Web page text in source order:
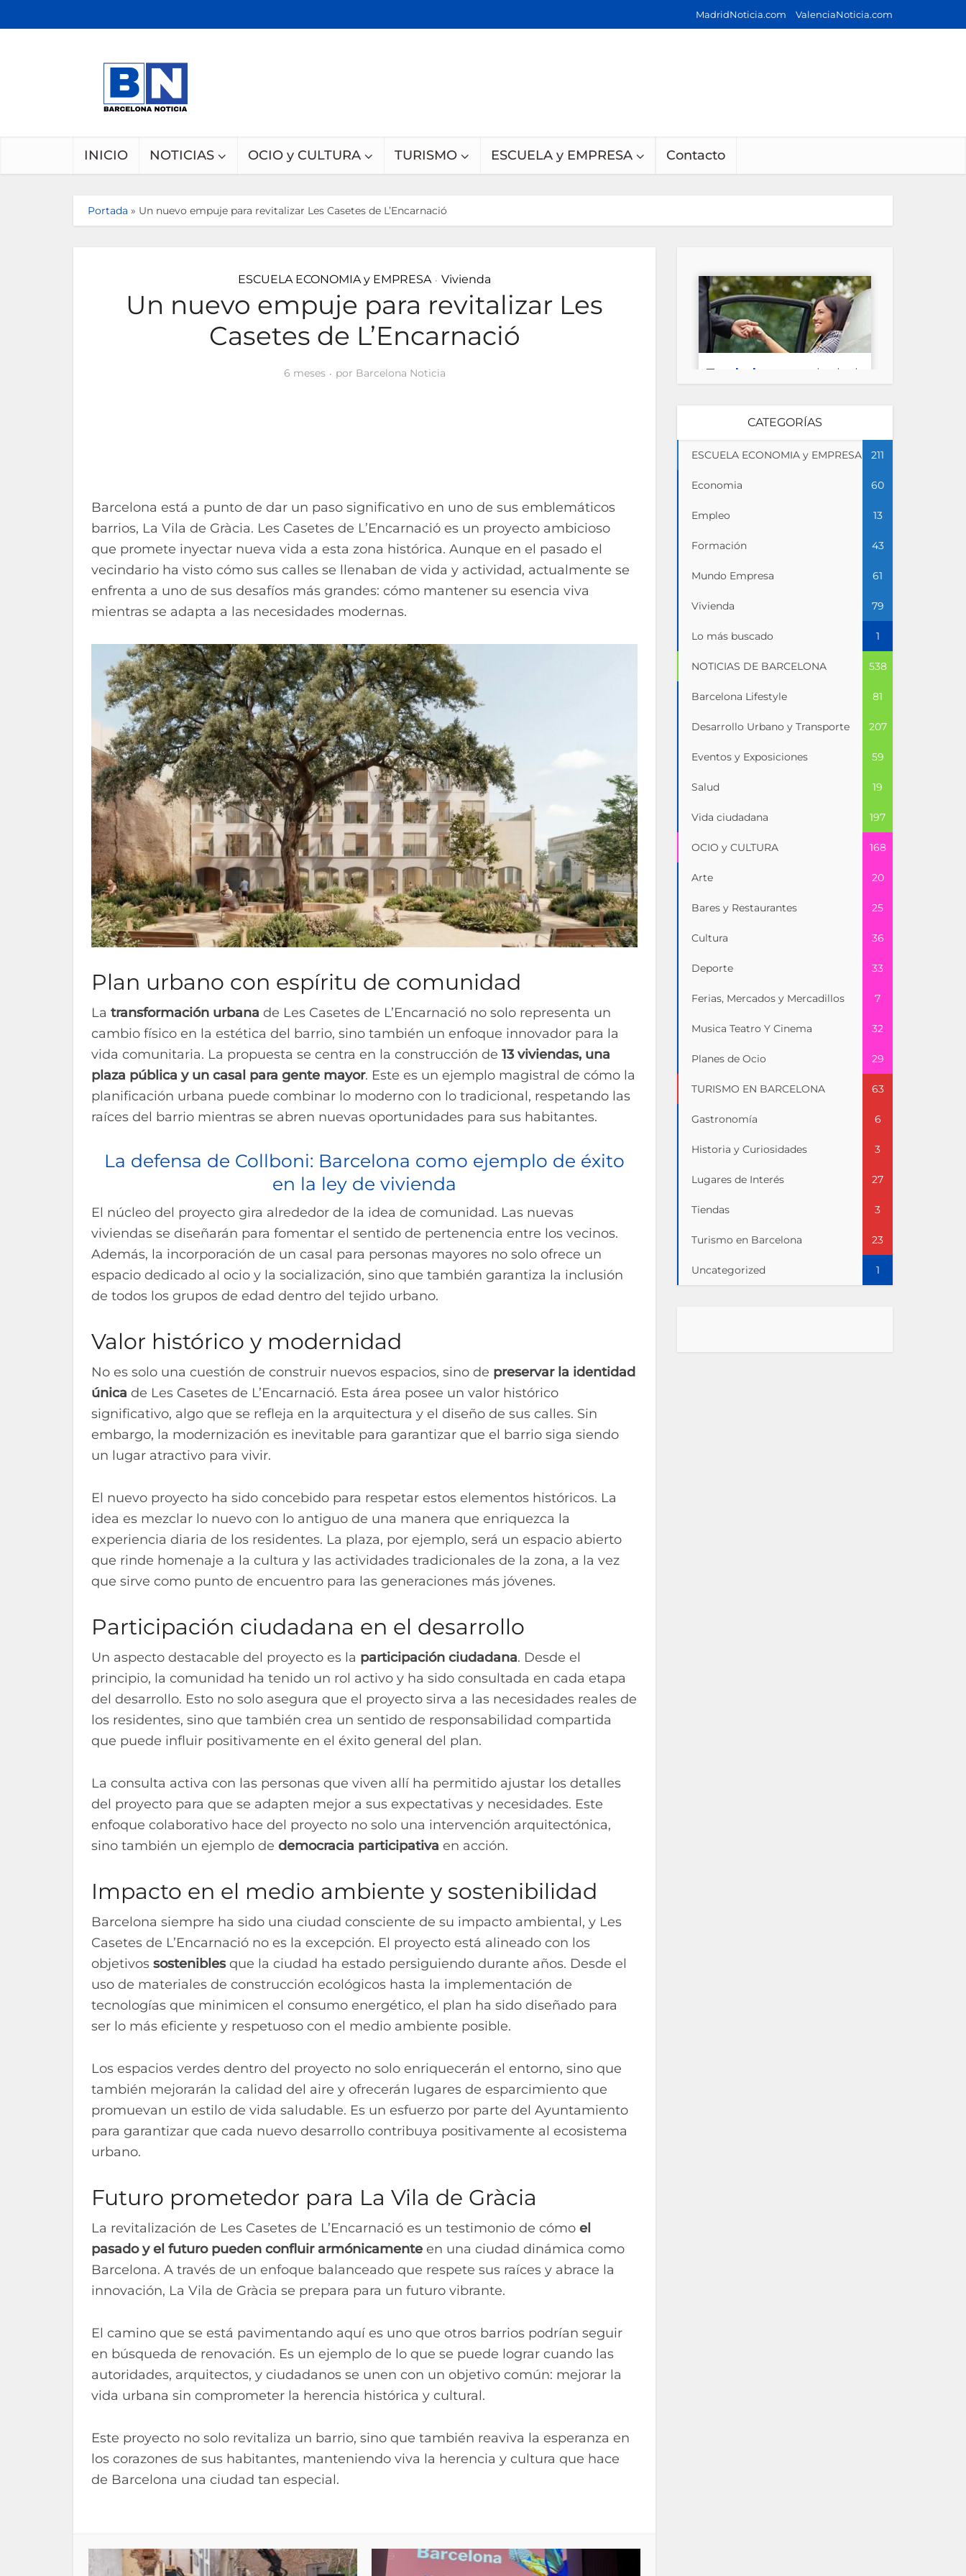
MadridNoticia.com ValenciaNoticia.com
INICIO NOTICIAS OCIO y CULTURA TURISMO ESCUELA y EMPRESA Contacto
Portada » Un nuevo empuje para revitalizar Les Casetes de L’Encarnació
ESCUELA ECONOMIA y EMPRESA • Vivienda
Un nuevo empuje para revitalizar Les
Casetes de L’Encarnació
6 meses por Barcelona Noticia
Barcelona está a punto de dar un paso significativo en uno de sus emblemáticos
barrios, La Vila de Gràcia. Les Casetes de L’Encarnació es un proyecto ambicioso
que promete inyectar nueva vida a esta zona histórica. Aunque en el pasado el
vecindario ha visto cómo sus calles se llenaban de vida y actividad, actualmente se
enfrenta a uno de sus desafíos más grandes: cómo mantener su esencia viva
mientras se adapta a las necesidades modernas.
Plan urbano con espíritu de comunidad
La transformación urbana de Les Casetes de L’Encarnació no solo representa un
cambio físico en la estética del barrio, sino también un enfoque innovador para la
vida comunitaria. La propuesta se centra en la construcción de 13 viviendas, una
plaza pública y un casal para gente mayor. Este es un ejemplo magistral de cómo la
planificación urbana puede combinar lo moderno con lo tradicional, respetando las
raíces del barrio mientras se abren nuevas oportunidades para sus habitantes.
La defensa de Collboni: Barcelona como ejemplo de éxito
en la ley de vivienda
El núcleo del proyecto gira alrededor de la idea de comunidad. Las nuevas
viviendas se diseñarán para fomentar el sentido de pertenencia entre los vecinos.
Además, la incorporación de un casal para personas mayores no solo ofrece un
espacio dedicado al ocio y la socialización, sino que también garantiza la inclusión
de todos los grupos de edad dentro del tejido urbano.
Valor histórico y modernidad
No es solo una cuestión de construir nuevos espacios, sino de preservar la identidad
única de Les Casetes de L’Encarnació. Esta área posee un valor histórico
significativo, algo que se refleja en la arquitectura y el diseño de sus calles. Sin
embargo, la modernización es inevitable para garantizar que el barrio siga siendo
un lugar atractivo para vivir.
El nuevo proyecto ha sido concebido para respetar estos elementos históricos. La
idea es mezclar lo nuevo con lo antiguo de una manera que enriquezca la
experiencia diaria de los residentes. La plaza, por ejemplo, será un espacio abierto
que rinde homenaje a la cultura y las actividades tradicionales de la zona, a la vez
que sirve como punto de encuentro para las generaciones más jóvenes.
Participación ciudadana en el desarrollo
Un aspecto destacable del proyecto es la participación ciudadana. Desde el
principio, la comunidad ha tenido un rol activo y ha sido consultada en cada etapa
del desarrollo. Esto no solo asegura que el proyecto sirva a las necesidades reales de
los residentes, sino que también crea un sentido de responsabilidad compartida
que puede influir positivamente en el éxito general del plan.
La consulta activa con las personas que viven allí ha permitido ajustar los detalles
del proyecto para que se adapten mejor a sus expectativas y necesidades. Este
enfoque colaborativo hace del proyecto no solo una intervención arquitectónica,
sino también un ejemplo de democracia participativa en acción.
Impacto en el medio ambiente y sostenibilidad
Barcelona siempre ha sido una ciudad consciente de su impacto ambiental, y Les
Casetes de L’Encarnació no es la excepción. El proyecto está alineado con los
objetivos sosteniblesque la ciudad ha estado persiguiendo durante años. Desde el
uso de materiales de construcción ecológicos hasta la implementación de
tecnologías que minimicen el consumo energético, el plan ha sido diseñado para
ser lo más eficiente y respetuoso con el medio ambiente posible.
Los espacios verdes dentro del proyecto no solo enriquecerán el entorno, sino que
también mejorarán la calidad del aire y ofrecerán lugares de esparcimiento que
promuevan un estilo de vida saludable. Es un esfuerzo por parte del Ayuntamiento
para garantizar que cada nuevo desarrollo contribuya positivamente al ecosistema
urbano.
Futuro prometedor para La Vila de Gràcia
La revitalización de Les Casetes de L’Encarnació es un testimonio de cómo el
pasado y el futuro pueden confluir armónicamente en una ciudad dinámica como
Barcelona. A través de un enfoque balanceado que respete sus raíces y abrace la
innovación, La Vila de Gràcia se prepara para un futuro vibrante.
El camino que se está pavimentando aquí es uno que otros barrios podrían seguir
en búsqueda de renovación. Es un ejemplo de lo que se puede lograr cuando las
autoridades, arquitectos, y ciudadanos se unen con un objetivo común: mejorar la
vida urbana sin comprometer la herencia histórica y cultural.
Este proyecto no solo revitaliza un barrio, sino que también reaviva la esperanza en
los corazones de sus habitantes, manteniendo viva la herencia y cultura que hace
de Barcelona una ciudad tan especial.
CATEGORÍAS
ESCUELA ECONOMIA y EMPRESA 211
Economia 60
Empleo 13
Formación 43
Mundo Empresa 61
Vivienda 79
Lo más buscado 1
NOTICIAS DE BARCELONA 538
Barcelona Lifestyle 81
Desarrollo Urbano y Transporte 207
Eventos y Exposiciones 59
Salud 19
Vida ciudadana 197
OCIO y CULTURA 168
Arte 20
Bares y Restaurantes 25
Cultura 36
Deporte 33
Ferias, Mercados y Mercadillos 7
Musica Teatro Y Cinema 32
Planes de Ocio 29
TURISMO EN BARCELONA 63
Gastronomía 6
Historia y Curiosidades 3
Lugares de Interés 27
Tiendas 3
Turismo en Barcelona 23
Uncategorized 1